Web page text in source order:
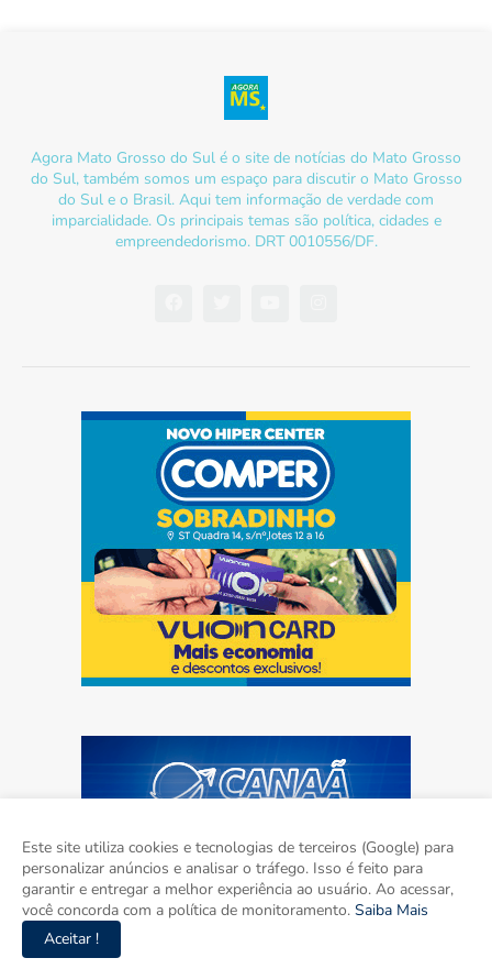
Agora Mato Grosso do Sul é o site de notícias do Mato Grosso
do Sul, também somos um espaço para discutir o Mato Grosso
do Sul e o Brasil. Aqui tem informação de verdade com
imparcialidade. Os principais temas são política, cidades e
empreendedorismo. DRT 0010556/DF.
Este site utiliza cookies e tecnologias de terceiros (Google) para
personalizar anúncios e analisar o tráfego. Isso é feito para
garantir e entregar a melhor experiência ao usuário. Ao acessar,
você concorda com a política de monitoramento. Saiba Mais
Aceitar !